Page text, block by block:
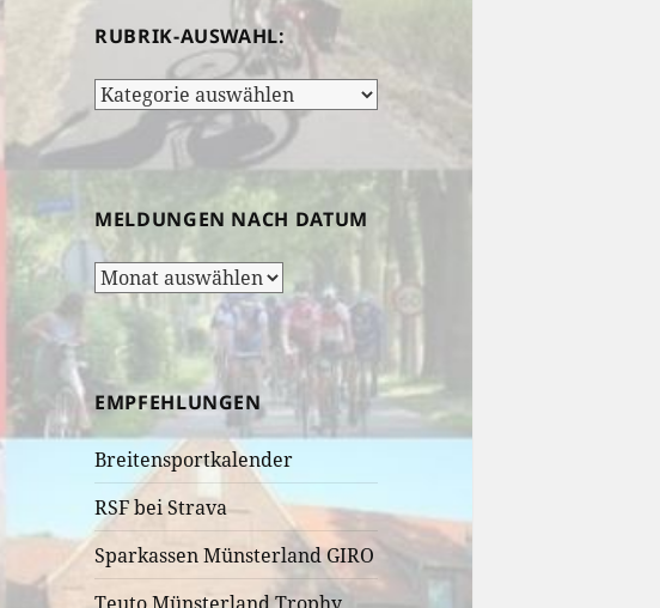
RUBRIK-AUSWAHL:
Rubrik-
Auswahl:
MELDUNGEN NACH DATUM
Meldungen
nach
Datum
EMPFEHLUNGEN
Breitensportkalender
RSF bei Strava
Sparkassen Münsterland GIRO